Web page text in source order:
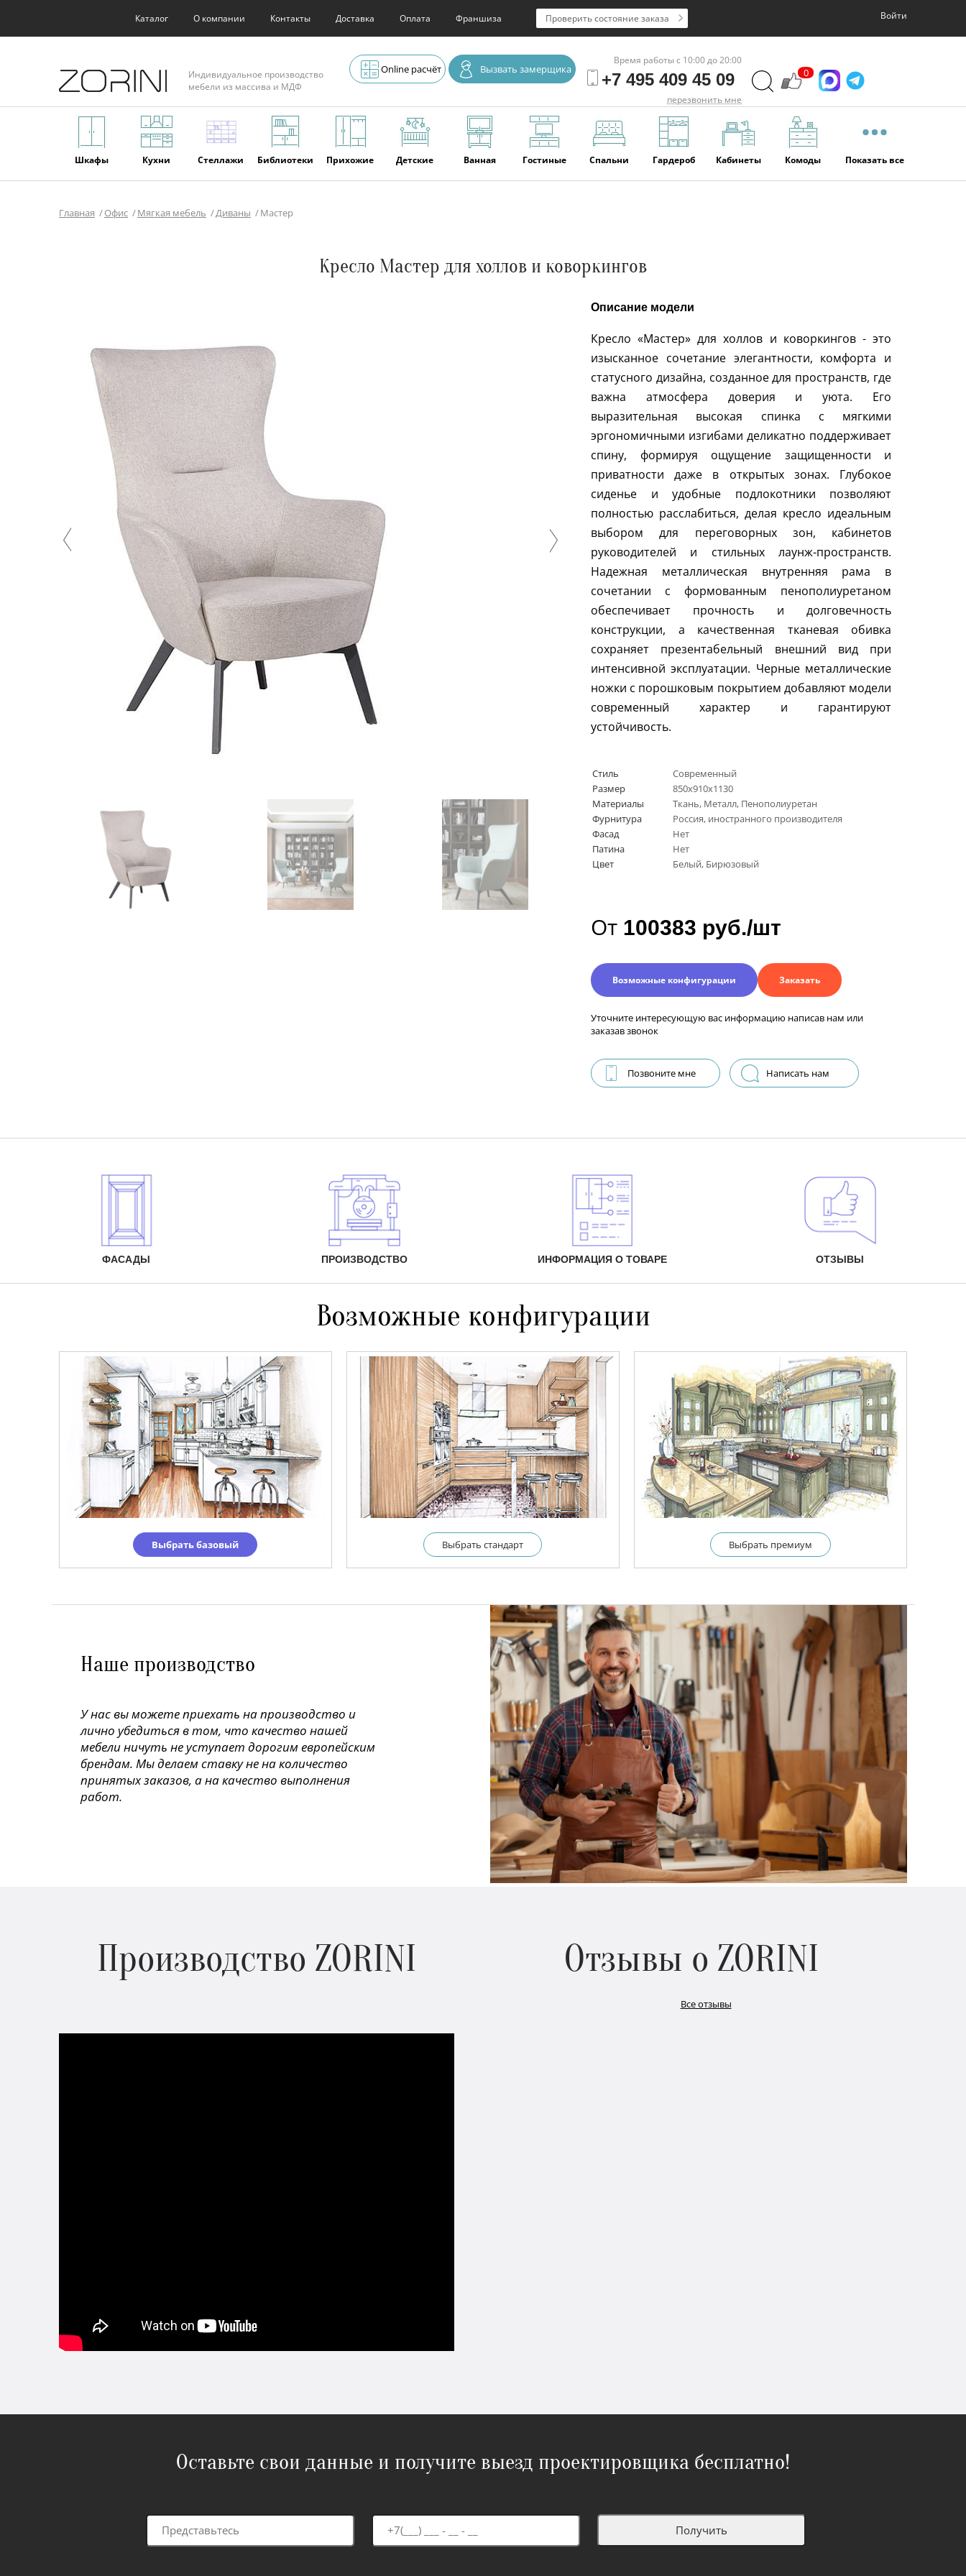
Каталог О компании Контакты Доставка Оплата Франшиза Войти
Проверить состояние заказа
Индивидуальное производство
мебели из массива и МДФ
Online расчёт Вызвать замерщика
Время работы с 10:00 до 20:00
+7 495 409 45 09
перезвонить мне
0
Шкафы Кухни Стеллажи Библиотеки Прихожие Детские Ванная Гостиные Спальни Гардероб Кабинеты Комоды Показать все
Главная Офис Мягкая мебель Диваны Мастер
Кресло Мастер для холлов и коворкингов
Описание модели
Кресло «Мастер» для холлов и коворкингов - это
изысканное сочетание элегантности, комфорта и
статусного дизайна, созданное для пространств, где
важна атмосфера доверия и уюта. Его
выразительная высокая спинка с мягкими
эргономичными изгибами деликатно поддерживает
спину, формируя ощущение защищенности и
приватности даже в открытых зонах. Глубокое
сиденье и удобные подлокотники позволяют
полностью расслабиться, делая кресло идеальным
выбором для переговорных зон, кабинетов
руководителей и стильных лаунж-пространств.
Надежная металлическая внутренняя рама в
сочетании с формованным пенополиуретаном
обеспечивает прочность и долговечность
конструкции, а качественная тканевая обивка
сохраняет презентабельный внешний вид при
интенсивной эксплуатации. Черные металлические
ножки с порошковым покрытием добавляют модели
современный характер и гарантируют
устойчивость.
Стиль
Современный
Размер
850х910х1130
Материалы
Ткань, Металл, Пенополиуретан
Фурнитура
Россия, иностранного производителя
Фасад
Нет
Патина
Нет
Цвет
Белый, Бирюзовый
От 100383 руб./шт
Возможные конфигурации Заказать
Уточните интересующую вас информацию написав нам или
заказав звонок
Позвоните мне Написать нам
ФАСАДЫ ПРОИЗВОДСТВО ИНФОРМАЦИЯ О ТОВАРЕ ОТЗЫВЫ
Возможные конфигурации
Выбрать базовый Выбрать cтандарт Выбрать премиум
Наше производство
У нас вы можете приехать на производство и
лично убедиться в том, что качество нашей
мебели ничуть не уступает дорогим европейским
брендам. Мы делаем ставку не на количество
принятых заказов, а на качество выполнения
работ.
Производство ZORINI Отзывы о ZORINI
Все отзывы
Оставьте свои данные и получите выезд проектировщика бесплатно!